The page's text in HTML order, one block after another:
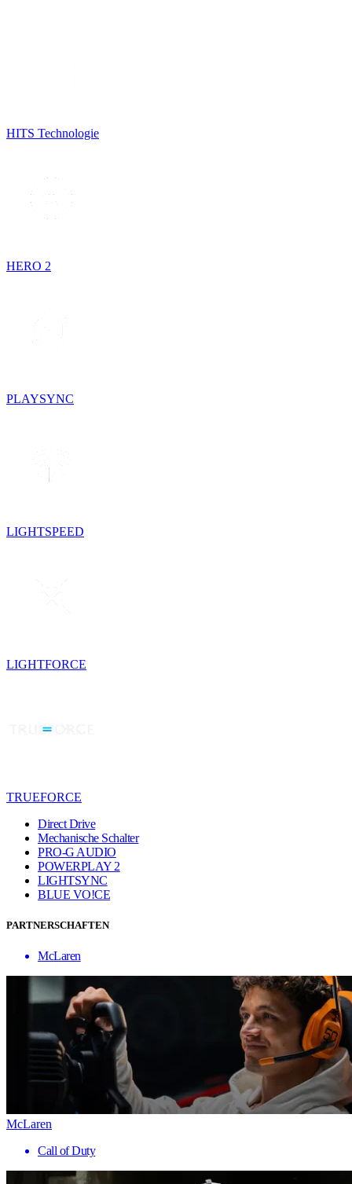
HITS Technologie
HERO 2
PLAYSYNC
LIGHTSPEED
LIGHTFORCE
TRUEFORCE
Direct Drive
Mechanische Schalter
PRO-G AUDIO
POWERPLAY 2
LIGHTSYNC
BLUE VO!CE
PARTNERSCHAFTEN
McLaren
McLaren
Call of Duty